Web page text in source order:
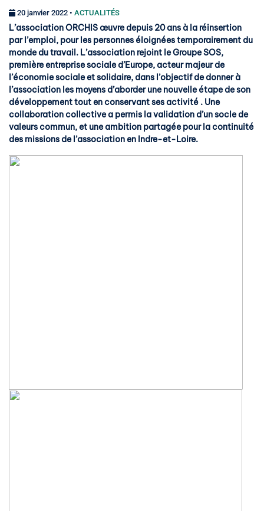
20 janvier 2022 • ACTUALITÉS
L’association ORCHIS œuvre depuis 20 ans à la réinsertion
par l’emploi, pour les personnes éloignées temporairement du
monde du travail. L’association rejoint le Groupe SOS,
première entreprise sociale d’Europe, acteur majeur de
l’économie sociale et solidaire, dans l’objectif de donner à
l’association les moyens d’aborder une nouvelle étape de son
développement tout en conservant ses activité . Une
collaboration collective a permis la validation d’un socle de
valeurs commun, et une ambition partagée pour la continuité
des missions de l’association en Indre-et-Loire.